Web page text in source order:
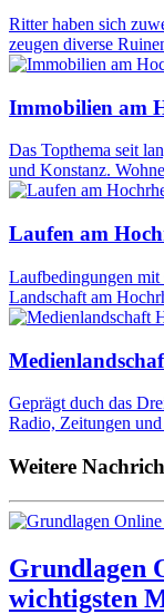
Ritter haben sich
zeugen diverse
Immobilien am
Das Topthema seit
und Konstanz.
Laufen am
Laufbedingungen mit
Landschaft am
Geprägt duch das
Radio, Zeitungen
Weitere
Grundlagen
wichtigsten